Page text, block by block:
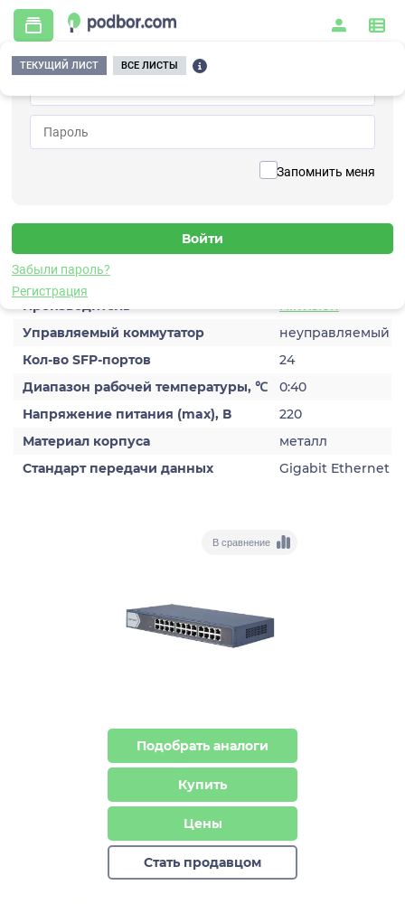
Запомнить меня
Забыли пароль?
Регистрация
ТЕКУЩИЙ ЛИСТ ВСЕ ЛИСТЫ
Главная / Видеонаблюдение / Коммутаторы / без PoE / DS-3E0524-Е (В)
Вернуться к списку
Коммутатор без PoE
Характеристики
Производитель
Hikvision
Управляемый коммутатор
неуправляемый
Кол-во SFP-портов
24
Диапазон рабочей температуры, ℃
0:40
Напряжение питания (max), В
220
Материал корпуса
металл
Стандарт передачи данных
Gigabit Ethernet
В сравнение
Подобрать аналоги
Купить
Цены
Стать продавцом